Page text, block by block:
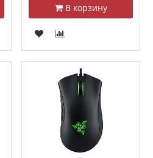
В корзину